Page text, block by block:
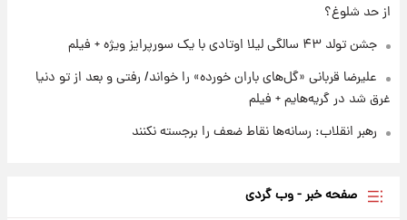
از حد شلوغ؟
جشن تولد ۴۳ سالگی لیلا اوتادی با یک سورپرایز ویژه + فیلم
علیرضا قربانی «گل‌های باران خورده» را خواند/ رفتی و بعد از تو دنیا
غرق شد در گریه‌هایم + فیلم
رهبر انقلاب: رسانه‌ها نقاط ضعف را برجسته نکنند
صفحه خبر - وب گردی